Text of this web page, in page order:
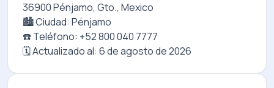
36900 Pénjamo, Gto., Mexico
🏙️ Ciudad: Pénjamo
☎️ Teléfono: +52 800 040 7777
🗓️ Actualizado al: 6 de agosto de 2026